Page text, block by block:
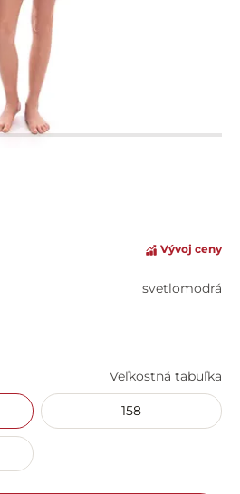
Vývoj ceny
svetlomodrá
Veľkostná tabuľka
158